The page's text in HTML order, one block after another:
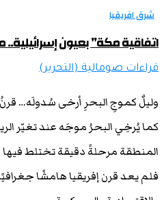
شرق افريقيا
اتفاقية مكة” بعيون إسرائيلية..
قراءات صومالية (التحرير)
وليلٌ كموجِ البحرِ أرخى سُدولَه…
كما يُرخِي البحرُ موجَه عند تغيّر
المنطقة مرحلةً دقيقة تختلط فيها
فلم يعد قرن إفريقيا هامشًا